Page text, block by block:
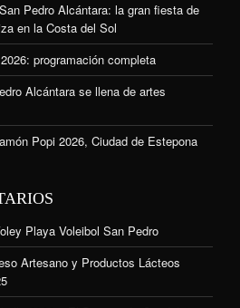
Pedro Alcántara: la gran fiesta de
en la Costa del Sol
programación completa
Alcántara se llena de artes
Popi 2026, Ciudad de Estepona
Playa Voleibol San Pedro
Artesano y Productos Lácteos